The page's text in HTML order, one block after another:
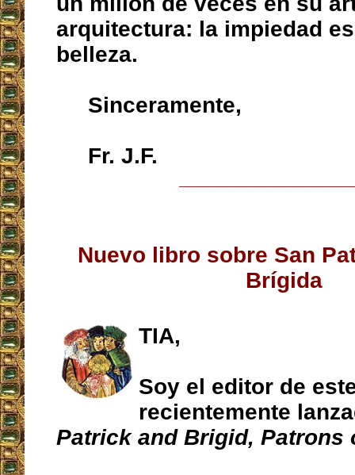
arquitectura: la impiedad
belleza.
Sinceramente,
Fr. J.F.
Nuevo libro sobre San
Brígida
TIA,
Soy el editor de
recientemente
Patrick and Brigid, Patrons